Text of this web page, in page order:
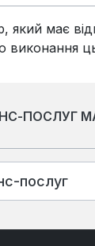
який має
виконання
ПОСЛУГ
послуг